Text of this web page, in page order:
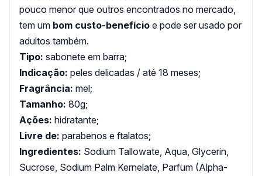
pouco menor que outros encontrados no mercado,
tem um bom custo-benefício e pode ser usado por
adultos também.
Tipo: sabonete em barra;
Indicação: peles delicadas / até 18 meses;
Fragrância: mel;
Tamanho: 80g;
Ações: hidratante;
Livre de: parabenos e ftalatos;
Ingredientes: Sodium Tallowate, Aqua, Glycerin,
Sucrose, Sodium Palm Kernelate, Parfum (Alpha-